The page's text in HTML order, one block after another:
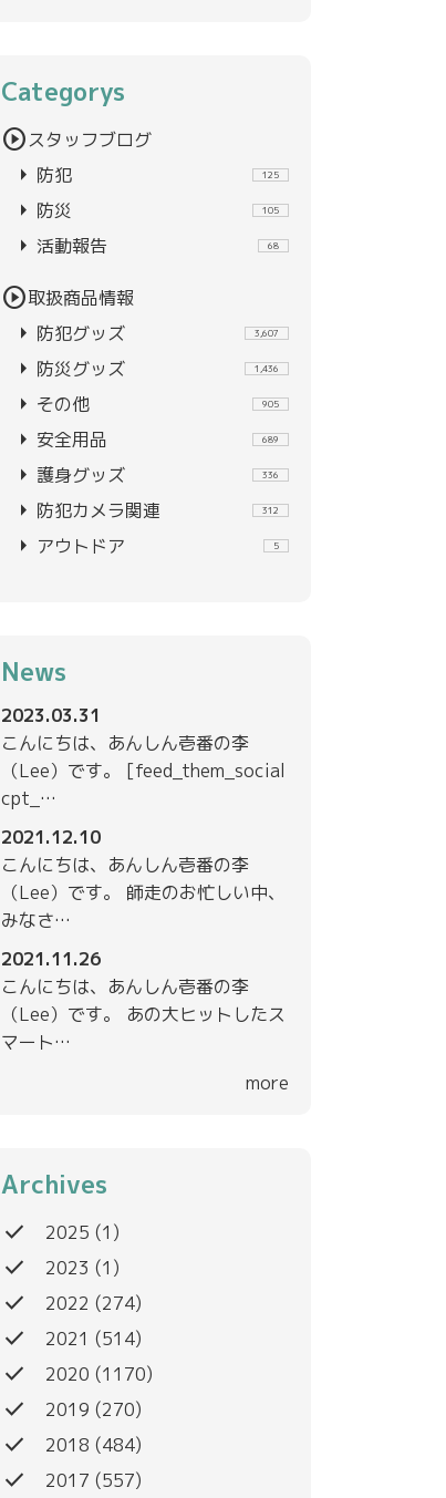
Categorys
play_circleスタッフブログ
arrow_right 防犯 125
arrow_right 防災 105
arrow_right 活動報告 68
play_circle取扱商品情報
arrow_right 防犯グッズ 3,607
arrow_right 防災グッズ 1,436
arrow_right その他 905
arrow_right 安全用品 689
arrow_right 護身グッズ 336
arrow_right 防犯カメラ関連 312
arrow_right アウトドア 5
News
2023.03.31
こんにちは、あんしん壱番の李
（Lee）です。 [feed_them_social
cpt_…
2021.12.10
こんにちは、あんしん壱番の李
（Lee）です。 師走のお忙しい中、
みなさ…
2021.11.26
こんにちは、あんしん壱番の李
（Lee）です。 あの大ヒットしたス
マート…
more
Archives
done 2025 (1)
done 2023 (1)
done 2022 (274)
done 2021 (514)
done 2020 (1170)
done 2019 (270)
done 2018 (484)
done 2017 (557)